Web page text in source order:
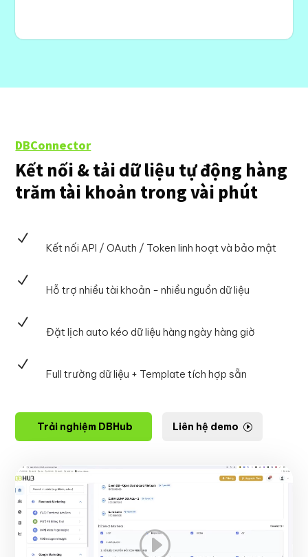
DBConnector
Kết nối & tải dữ liệu tự động hàng
trăm tài khoản trong vài phút
N
Kết nối API / OAuth / Token linh hoạt và bảo mật
N
Hỗ trợ nhiều tài khoản - nhiều nguồn dữ liệu
N
Đặt lịch auto kéo dữ liệu hàng ngày hàng giờ
N
Full trường dữ liệu + Template tích hợp sẵn
Trải nghiệm DBHub Liên hệ demo